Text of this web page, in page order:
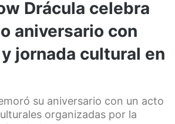
Drácula celebra
aniversario con
jornada cultural en
su aniversario con un acto
organizadas por la